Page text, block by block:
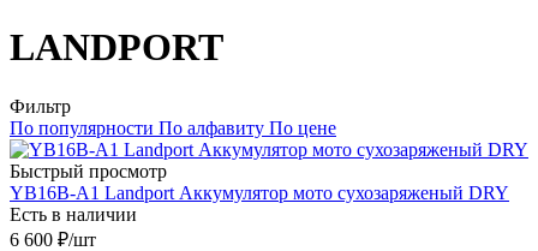
LANDPORT
Фильтр
По популярности По алфавиту По цене
Быстрый просмотр
YB16B-A1 Landport Аккумулятор мото сухозаряженый DRY
Есть в наличии
6 600 ₽/шт